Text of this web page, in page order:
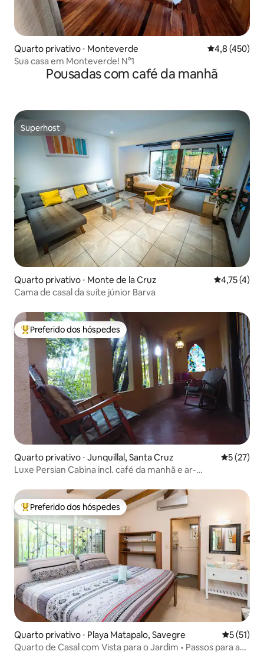
Quarto privativo ⋅ Monteverde 4,8 de uma
4,8 (450)
Sua casa em Monteverde! N°1
Pousadas com café da manhã
Superhost
Superhost
Quarto privativo ⋅ Monte de la Cruz 4,75 de
4,75 (4)
Cama de casal da suíte júnior Barva
Entre os melhores preferidos dos hóspedes
Preferido dos hóspedes
Quarto privativo ⋅ Junquillal, Santa Cruz 5 de uma
5 (27)
Luxe Persian Cabina incl. café da manhã e ar-
Entre os melhores preferidos dos hóspedes
Preferido dos hóspedes
Quarto privativo ⋅ Playa Matapalo, Savegre 5 de uma
5 (51)
Quarto de Casal com Vista para o Jardim • Passos para a